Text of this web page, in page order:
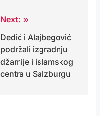
Next:
Dedić i Alajbegović
podržali izgradnju
džamije i islamskog
centra u Salzburgu